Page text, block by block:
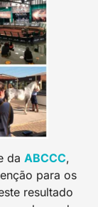
da ABCCC,
para os
resultado